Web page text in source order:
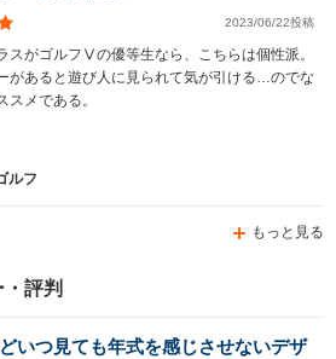
2023/06/22投稿
スがゴルフⅤの優等生なら、こちらは個性派。
があると遊び人に見られて気が引ける…のでな
スメである。
ルフ
もっと見る
評判
いつ見ても年式を感じさせないデザ